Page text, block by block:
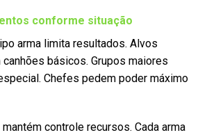
conforme situação
arma limita resultados. Alvos
básicos. Grupos maiores
Chefes pedem poder máximo
controle recursos. Cada arma